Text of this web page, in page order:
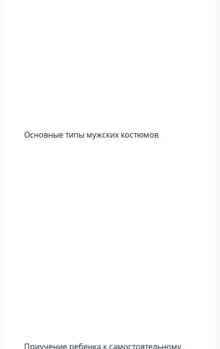
Основные типы мужских костюмов
Приучение ребенка к самостоятельному